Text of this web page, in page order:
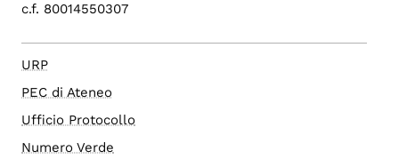
c.f. 80014550307
URP
PEC di Ateneo
Ufficio Protocollo
Numero Verde